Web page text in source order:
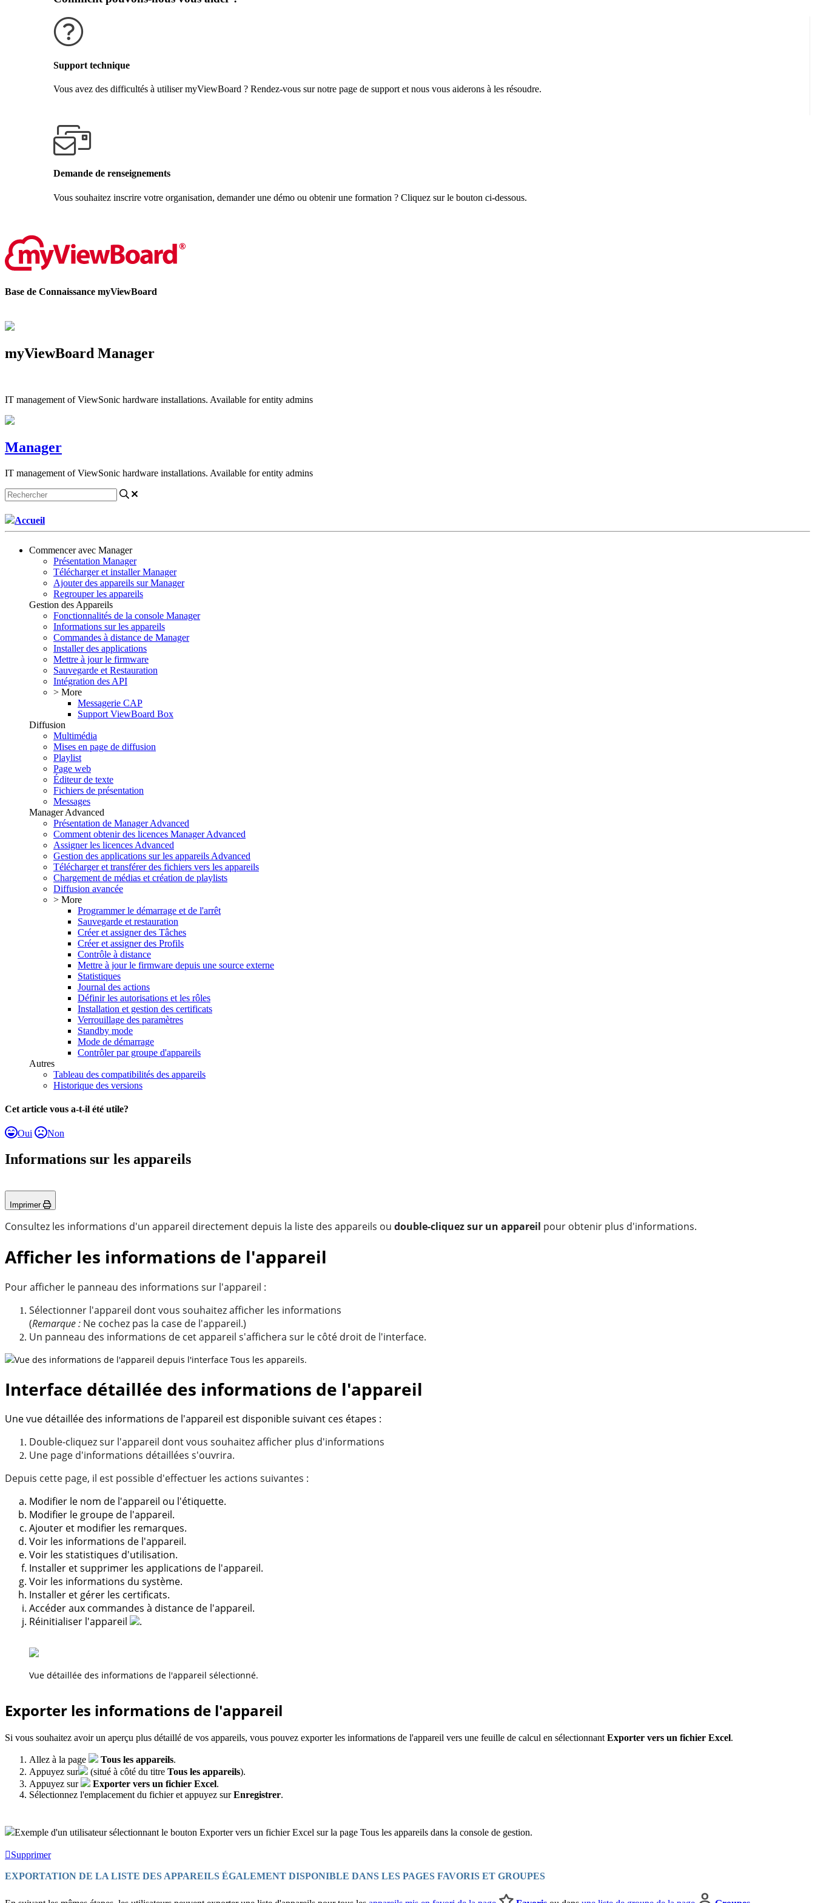
Support technique
Vous avez des difficultés à utiliser myViewBoard ? Rendez-vous sur notre page de support et nous vous aiderons à les résoudre.
Demande de renseignements
Vous souhaitez inscrire votre organisation, demander une démo ou obtenir une formation ? Cliquez sur le bouton ci-dessous.
Base de Connaissance myViewBoard
myViewBoard Manager
IT management of ViewSonic hardware installations. Available for entity admins
Manager
IT management of ViewSonic hardware installations. Available for entity admins
Accueil
Commencer avec Manager
Présentation Manager
Télécharger et installer Manager
Ajouter des appareils sur Manager
Regrouper les appareils
Gestion des Appareils
Fonctionnalités de la console Manager
Informations sur les appareils
Commandes à distance de Manager
Installer des applications
Mettre à jour le firmware
Sauvegarde et Restauration
Intégration des API
> More
Messagerie CAP
Support ViewBoard Box
Diffusion
Multimédia
Mises en page de diffusion
Playlist
Page web
Éditeur de texte
Fichiers de présentation
Messages
Manager Advanced
Présentation de Manager Advanced
Comment obtenir des licences Manager Advanced
Assigner les licences Advanced
Gestion des applications sur les appareils Advanced
Télécharger et transférer des fichiers vers les appareils
Chargement de médias et création de playlists
Diffusion avancée
> More
Programmer le démarrage et de l'arrêt
Sauvegarde et restauration
Créer et assigner des Tâches
Créer et assigner des Profils
Contrôle à distance
Mettre à jour le firmware depuis une source externe
Statistiques
Journal des actions
Définir les autorisations et les rôles
Installation et gestion des certificats
Verrouillage des paramètres
Standby mode
Mode de démarrage
Contrôler par groupe d'appareils
Autres
Tableau des compatibilités des appareils
Historique des versions
Cet article vous a-t-il été utile?
Oui Non
Informations sur les appareils
Imprimer
Consultez les informations d'un appareil directement depuis la liste des appareils ou double-cliquez sur un appareil pour obtenir plus d'informations.
Afficher les informations de l'appareil
Pour afficher le panneau des informations sur l'appareil :
Sélectionner l'appareil dont vous souhaitez afficher les informations
(Remarque : Ne cochez pas la case de l'appareil.)
Un panneau des informations de cet appareil s'affichera sur le côté droit de l'interface.
Vue des informations de l'appareil depuis l'interface Tous les appareils.
Interface détaillée des informations de l'appareil
Une vue détaillée des informations de l'appareil est disponible suivant ces étapes :
Double-cliquez sur l'appareil dont vous souhaitez afficher plus d'informations
Une page d'informations détaillées s'ouvrira.
Depuis cette page, il est possible d'effectuer les actions suivantes :
Modifier le nom de l'appareil ou l'étiquette.
Modifier le groupe de l'appareil.
Ajouter et modifier les remarques.
Voir les informations de l'appareil.
Voir les statistiques d'utilisation.
Installer et supprimer les applications de l'appareil.
Voir les informations du système.
Installer et gérer les certificats.
Accéder aux commandes à distance de l'appareil.
Réinitialiser l'appareil
.
Vue détaillée des informations de l'appareil sélectionné.
Exporter les informations de l'appareil
Si vous souhaitez avoir un aperçu plus détaillé de vos appareils, vous pouvez exporter les informations de l'appareil vers une feuille de calcul en sélectionnant Exporter vers un fichier Excel.
Allez à la page Tous les appareils.
Appuyez sur
(situé à côté du titre Tous les appareils).
Appuyez sur
Exporter vers un fichier Excel.
Sélectionnez l'emplacement du fichier et appuyez surEnregistrer.
Exemple d'un utilisateur sélectionnant le bouton Exporter vers un fichier Excel sur la page Tous les appareils dans la console de gestion.
Supprimer
EXPORTATION DE LA LISTE DES APPAREILS ÉGALEMENT DISPONIBLE DANS LES PAGES FAVORIS ET GROUPES